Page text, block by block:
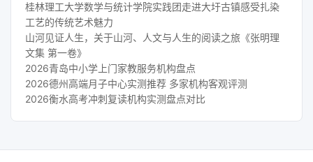
桂林理工大学数学与统计学院实践团走进大圩古镇感受扎染
工艺的传统艺术魅力
山河见证人生，关于山河、人文与人生的阅读之旅《张明理
文集 第一卷》
2026青岛中小学上门家教服务机构盘点
2026德州高端月子中心实测推荐 多家机构客观评测
2026衡水高考冲刺复读机构实测盘点对比